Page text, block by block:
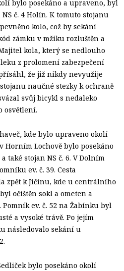
bylo posekáno a upraveno, byl
č. 4 Holín. K tomuto stojanu
kolo, což by sekání
zámku v mžiku rozluštěn a
kola, který se nedlouho
z prolomení zabezpečení
že již nikdy nevyužije
naučné stezky k ochraně
svůj bicykl s nedaleko
osvětlení.
kde bylo upraveno okolí
Horním Lochově bylo posekáno
také stojan NS č. 6. V Dolním
ev. č. 39. Cesta
zpět k Jičínu, kde u centrálního
očištěn sokl a ometen a
Pomník ev. č. 52 na Žabínku byl
a vysoké trávě. Po jejím
následovalo sekání u
bylo posekáno okolí